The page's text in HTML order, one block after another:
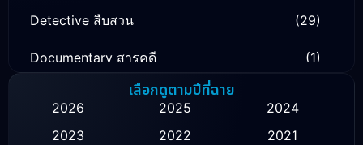
Detective สืบสวน (29)
Documentary สารคดี (1)
Family ครอบครัว
เลือกดูตามปีที่ฉาย
2026 2025
2024
2023
2022
2021